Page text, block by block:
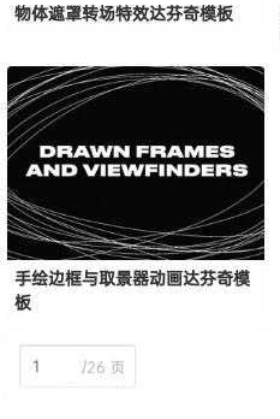
物体遮罩转场特效达芬奇模板
手绘边框与取景器动画达芬奇模
板
/26 页